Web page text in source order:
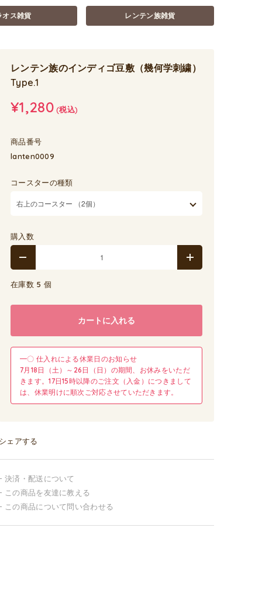
オス雑貨 レンテン族雑貨
レンテン族のインディゴ豆敷（幾何学刺繍）
Type.1
¥1,280(税込)
商品番号
lanten0009
コースターの種類
購入数
在庫数 5 個
カートに入れる
━〇 仕入れによる休業日のお知らせ
7月18日（土）～26日（日）の期間、お休みをいただ
きます。17日15時以降のご注文（入金）につきまして
は、休業明けに順次ご対応させていただきます。
ェアする
決済・配送について
この商品を友達に教える
この商品について問い合わせる